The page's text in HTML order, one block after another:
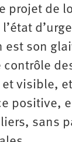
projet de
est son
contrôle
visible,
positive,
sans